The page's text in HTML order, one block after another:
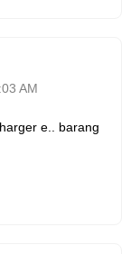
AM
e.. barang